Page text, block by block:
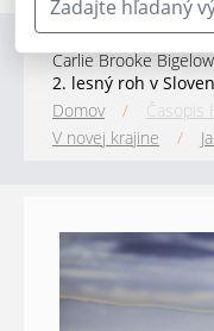
Carlie Brooke Bigelow
2. lesný roh v
Domov
/ Časopis
V novej krajine
/